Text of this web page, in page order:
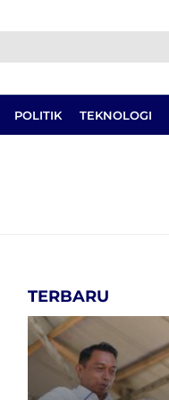
POLITIK TEKNOLOGI
TERBARU